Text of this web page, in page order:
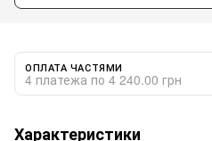
ОПЛАТА ЧАСТЯМИ
4 платежа по 4 240.00 грн
Характеристики